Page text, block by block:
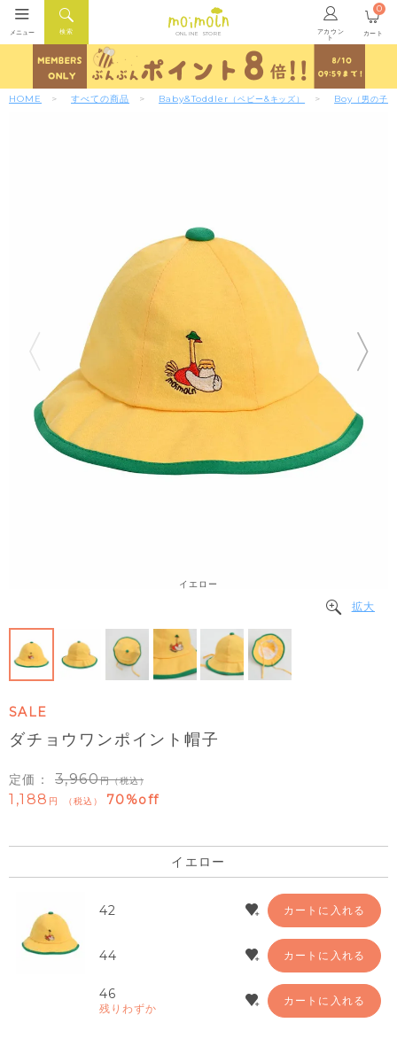
ONLINE STORE アカウン
ト
検索
メニュー カート
0
HOME すべての商品 Baby&Toddler （ベビー&キッズ） Boy （男の子）
イエロー
拡大
SALE
ダチョウワンポイント帽子
定価： 3,960 （税込）
1,188 税込 70%off
イエロー
42 カートに入れる
44 カートに入れる
46
残りわずか
カートに入れる